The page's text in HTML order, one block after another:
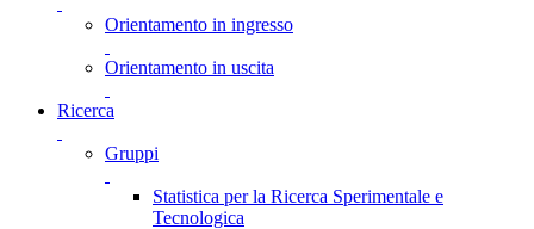
Orientamento in ingresso
Orientamento in uscita
Ricerca
Gruppi
Statistica per la Ricerca Sperimentale e
Tecnologica